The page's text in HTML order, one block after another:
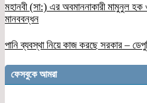
মহানবী (সা:) এর অবমাননাকারী মামুনুল হক
মানববন্ধন
পানি ব্যবস্থা নিয়ে কাজ করছে সরকার –
ফেসবুকে আমরা